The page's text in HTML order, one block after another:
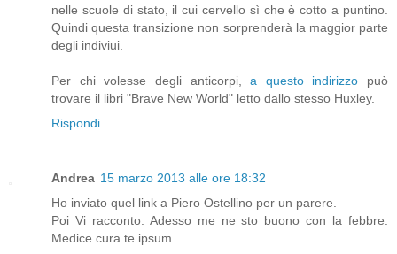
nelle scuole di stato, il cui cervello sì che è cotto a puntino.
Quindi questa transizione non sorprenderà la maggior parte
degli indiviui.
Per chi volesse degli anticorpi,a questo indirizzo può
trovare il libri "Brave New World" letto dallo stesso Huxley.
Rispondi
Andrea 15 marzo 2013 alle ore 18:32
Ho inviato quel link a Piero Ostellino per un parere.
Poi Vi racconto. Adesso me ne sto buono con la febbre.
Medice cura te ipsum..